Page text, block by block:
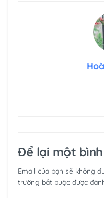
Để lại một
Email của bạn sẽ không
trường bắt buộc được